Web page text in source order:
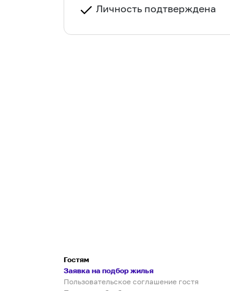
Личность подтверждена
Гостям
Заявка на подбор жилья
Пользовательское соглашение гостя